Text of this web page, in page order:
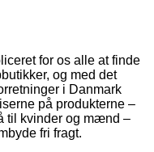
for os alle at finde
og med det
i Danmark
på produkterne –
til kvinder og mænd –
fri fragt.